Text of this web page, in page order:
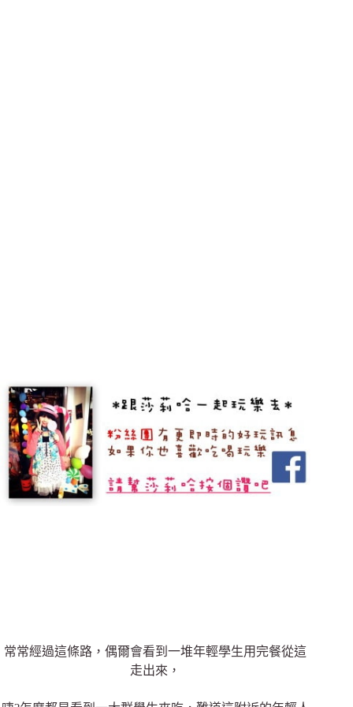
常常經過這條路，偶爾會看到一堆年輕學生用完餐從這
走出來，